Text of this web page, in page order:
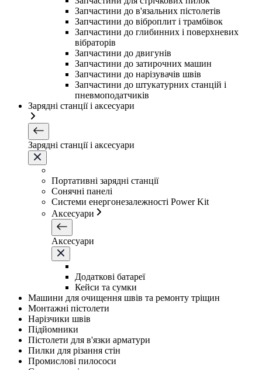
Запчастини до в'язальних пістолетів
Запчастини до віброплит і трамбівок
Запчастини до глибинних і поверхневих
вібраторів
Запчастини до двигунів
Запчастини до затирочних машин
Запчастини до нарізувачів швів
Запчастини до штукатурних станцій і
пневмоподатчиків
Зарядні станції і аксесуари
Зарядні станції і аксесуари
Портативні зарядні станції
Сонячні панелі
Системи енергонезалежності Power Kit
Аксесуари
Аксесуари
Додаткові батареї
Кейси та сумки
Машини для очищення швів та ремонту тріщин
Монтажні пістолети
Нарізчики швів
Підйомники
Пістолети для в'язки арматури
Пилки для різання стін
Промислові пилососи